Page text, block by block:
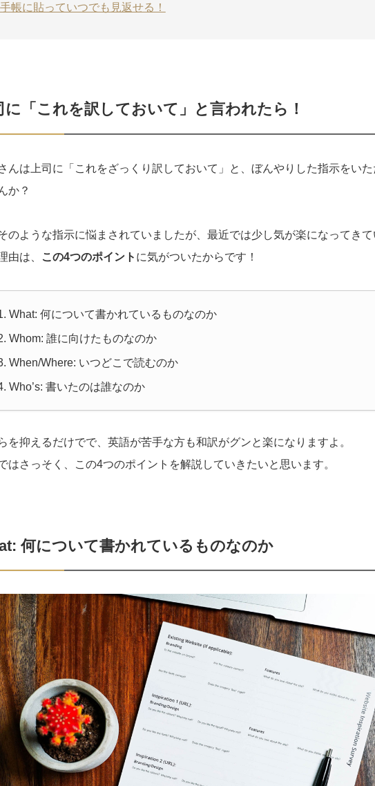
手帳に貼っていつでも見返せる！
に「これを訳しておいて」と言われたら！
んは上司に「これをざっくり訳しておいて」と、ぼんやりした指示をい
か？
のような指示に悩まされていましたが、最近では少し気が楽になってきて
由は、
この4つのポイント に気がついたからです！
What: 何について書かれているものなのか
Whom: 誰に向けたものなのか
When/Where: いつどこで読むのか
Who’s: 書いたのは誰なのか
を抑えるだけでで、英語が苦手な方も和訳がグンと楽になりますよ。
はさっそく、この4つのポイントを解説していきたいと思います。
何について書かれているものなのか